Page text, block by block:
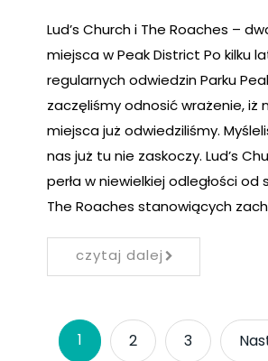
Lud’s Church i The Roaches –
miejsca w Peak District Po kilku
regularnych odwiedzin Parku
zaczęliśmy odnosić wrażenie, iż
miejsca już odwiedziliśmy.
nas już tu nie zaskoczy. Lud’s
perła w niewielkiej odległości od
The Roaches stanowiących
czytaj dalej
1 2 3